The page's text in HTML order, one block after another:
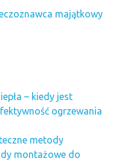
majątkowy
– kiedy jest
ogrzewania
metody
montażowe do